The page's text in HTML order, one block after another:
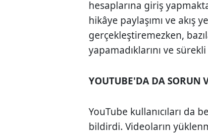
hesaplarına giriş
hikâye paylaşımı ve akış
gerçekleştiremezken,
yapamadıklarını ve
YOUTUBE'DA DA SORUN
YouTube kullanıcıları da
bildirdi. Videoların